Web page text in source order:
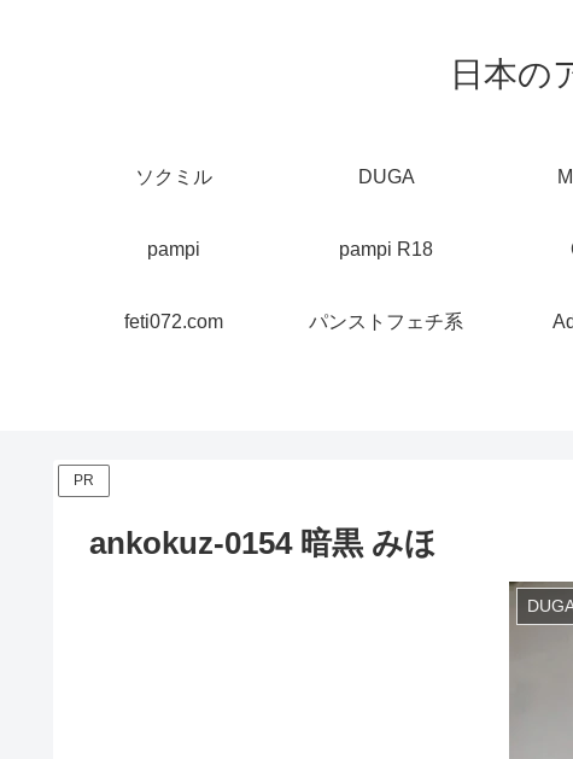
日本
ソクミル DUGA
pampi pampi R18
feti072.com パンストフェチ系
PR
ankokuz-0154 暗黒 みほ